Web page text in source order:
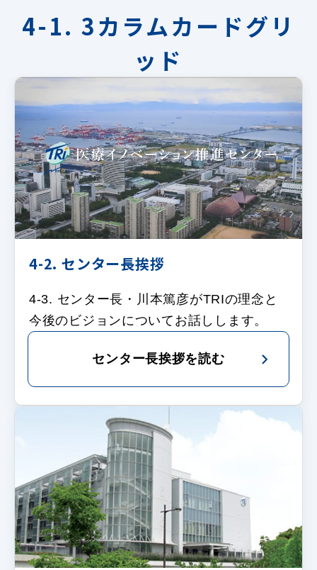
4-1. 3カラムカードグリ
ッド
4-2. センター長挨拶
4-3. センター長・川本篤彦がTRIの理念と
今後のビジョンについてお話しします。
センター長挨拶を読む